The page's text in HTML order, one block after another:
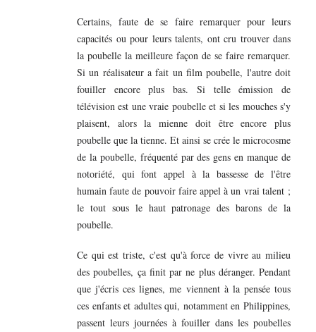
Certains, faute de se faire remarquer pour leurs
capacités ou pour leurs talents, ont cru trouver dans
la poubelle la meilleure façon de se faire remarquer.
Si un réalisateur a fait un film poubelle, l'autre doit
fouiller encore plus bas. Si telle émission de
télévision est une vraie poubelle et si les mouches s'y
plaisent, alors la mienne doit être encore plus
poubelle que la tienne. Et ainsi se crée le microcosme
de la poubelle, fréquenté par des gens en manque de
notoriété, qui font appel à la bassesse de l'être
humain faute de pouvoir faire appel à un vrai talent ;
le tout sous le haut patronage des barons de la
poubelle.
Ce qui est triste, c'est qu'à force de vivre au milieu
des poubelles, ça finit par ne plus déranger. Pendant
que j'écris ces lignes, me viennent à la pensée tous
ces enfants et adultes qui, notamment en Philippines,
passent leurs journées à fouiller dans les poubelles